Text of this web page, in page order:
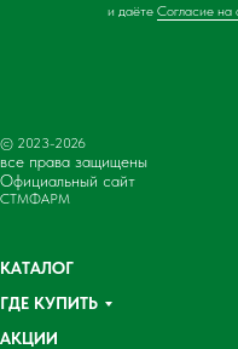
и даёте Согласие на
© 2023-2026
все права защищены
Официальный сайт
СТМФАРМ
КАТАЛОГ
ГДЕ КУПИТЬ
АКЦИИ